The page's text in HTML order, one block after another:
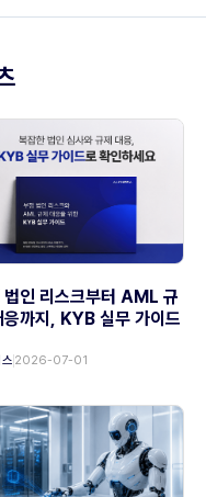
법인 리스크부터 AML 규
응까지, KYB 실무 가이드
2026-07-01